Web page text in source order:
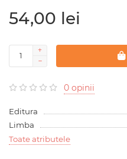
54,00 lei
0 opinii
Editura
Limba
Toate atributele